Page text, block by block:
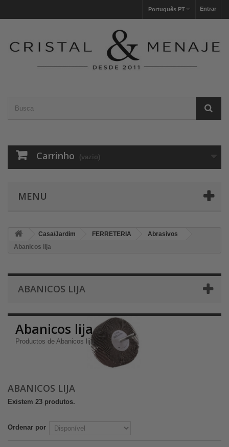
Entrar
Português PT
Carrinho (vazio)
MENU
Casa/Jardim FERRETERIA
Abrasivos
Abanicos lija
ABANICOS LIJA
Abanicos lija
Productos de Abanicos lija
ABANICOS LIJA
Existem 23 produtos.
Ordenar por